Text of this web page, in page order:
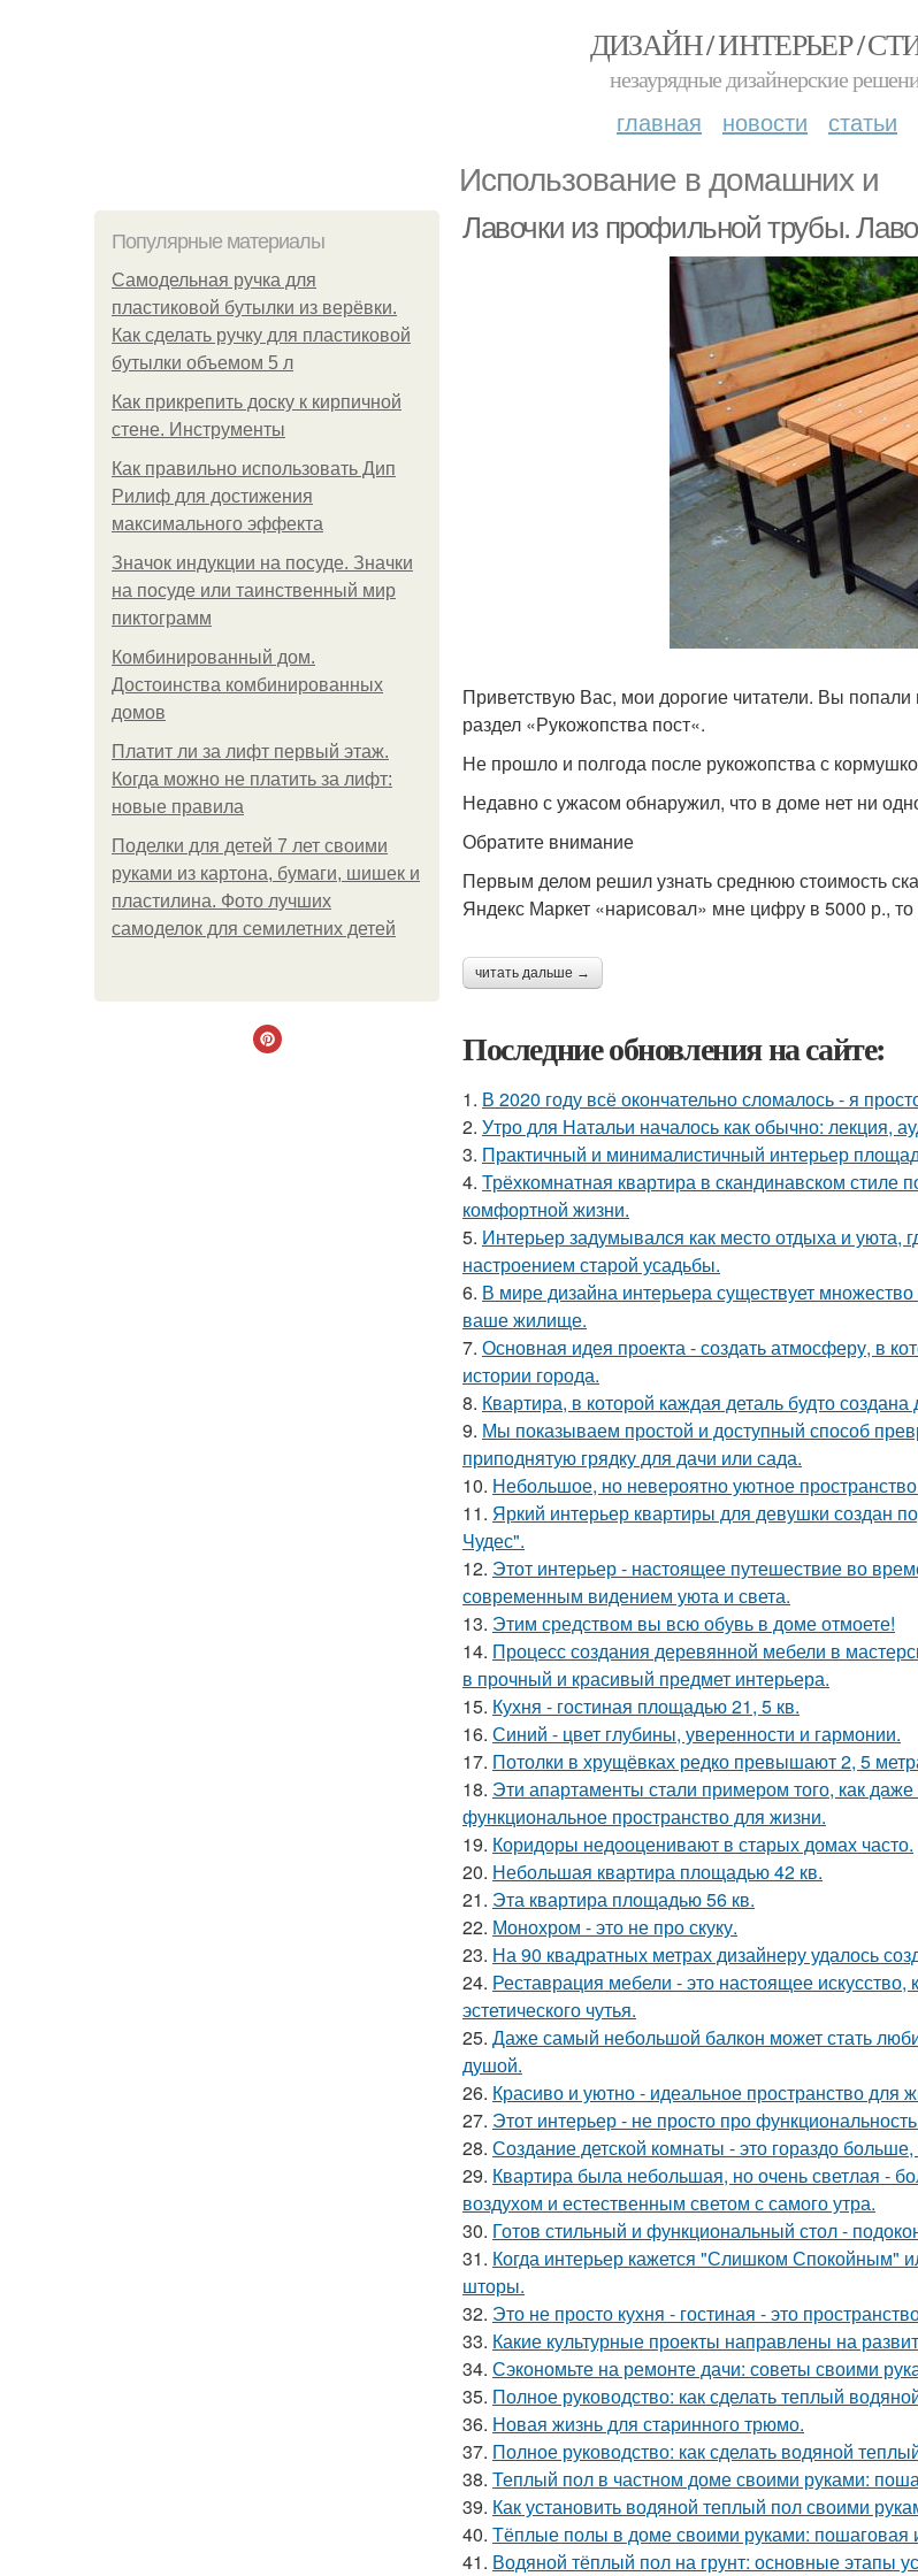
ДИЗАЙН / ИНТЕРЬЕР /
незаурядные дизайнерские
главная новости статьи
Использование в домашних и
Популярные материалы
Самодельная ручка для
пластиковой бутылки из верёвки.
Как сделать ручку для пластиковой
бутылки объемом 5 л
Как прикрепить доску к кирпичной
стене. Инструменты
Как правильно использовать Дип
Рилиф для достижения
максимального эффекта
Значок индукции на посуде. Значки
на посуде или таинственный мир
пиктограмм
Комбинированный дом.
Достоинства комбинированных
домов
Платит ли за лифт первый этаж.
Когда можно не платить за лифт:
новые правила
Поделки для детей 7 лет своими
руками из картона, бумаги, шишек и
пластилина. Фото лучших
самоделок для семилетних детей
Лавочки из профильной трубы.
Приветствую Вас, мои дорогие читатели. Вы
раздел «Рукожопства пост«.
Не прошло и полгода после рукожопства с
Недавно с ужасом обнаружил, что в доме нет ни
Обратите внимание
Первым делом решил узнать среднюю стоимость
Яндекс Маркет «нарисовал» мне цифру в 5000 р.,
читать дальше →
Последние обновления на сайте:
1. В 2020 году всё окончательно сломалось - я
2. Утро для Натальи началось как обычно: лекция,
3. Практичный и минималистичный интерьер
4. Трёхкомнатная квартира в скандинавском
комфортной жизни.
5. Интерьер задумывался как место отдыха и уюта,
настроением старой усадьбы.
6. В мире дизайна интерьера существует
ваше жилище.
7. Основная идея проекта - создать атмосферу, в
истории города.
8. Квартира, в которой каждая деталь будто
9. Мы показываем простой и доступный способ
приподнятую грядку для дачи или сада.
10. Небольшое, но невероятно уютное
11. Яркий интерьер квартиры для девушки создан
Чудес".
12. Этот интерьер - настоящее путешествие во
современным видением уюта и света.
13. Этим средством вы всю обувь в доме отмоете!
14. Процесс создания деревянной мебели в
в прочный и красивый предмет интерьера.
15. Кухня - гостиная площадью 21, 5 кв.
16. Синий - цвет глубины, уверенности и гармонии.
17. Потолки в хрущёвках редко превышают 2, 5
18. Эти апартаменты стали примером того, как
функциональное пространство для жизни.
19. Коридоры недооценивают в старых домах часто.
20. Небольшая квартира площадью 42 кв.
21. Эта квартира площадью 56 кв.
22. Монохром - это не про скуку.
23. На 90 квадратных метрах дизайнеру удалось
24. Реставрация мебели - это настоящее искусство,
эстетического чутья.
25. Даже самый небольшой балкон может стать
душой.
26. Красиво и уютно - идеальное пространство для
27. Этот интерьер - не просто про
28. Создание детской комнаты - это гораздо
29. Квартира была небольшая, но очень светлая -
воздухом и естественным светом с самого утра.
30. Готов стильный и функциональный стол -
31. Когда интерьер кажется "Слишком Спокойным"
шторы.
32. Это не просто кухня - гостиная - это
33. Какие культурные проекты направлены на
34. Сэкономьте на ремонте дачи: советы своими
35. Полное руководство: как сделать теплый
36. Новая жизнь для старинного трюмо.
37. Полное руководство: как сделать водяной
38. Теплый пол в частном доме своими руками:
39. Как установить водяной теплый пол своими
40. Тёплые полы в доме своими руками: пошаговая
41. Водяной тёплый пол на грунт: основные этапы